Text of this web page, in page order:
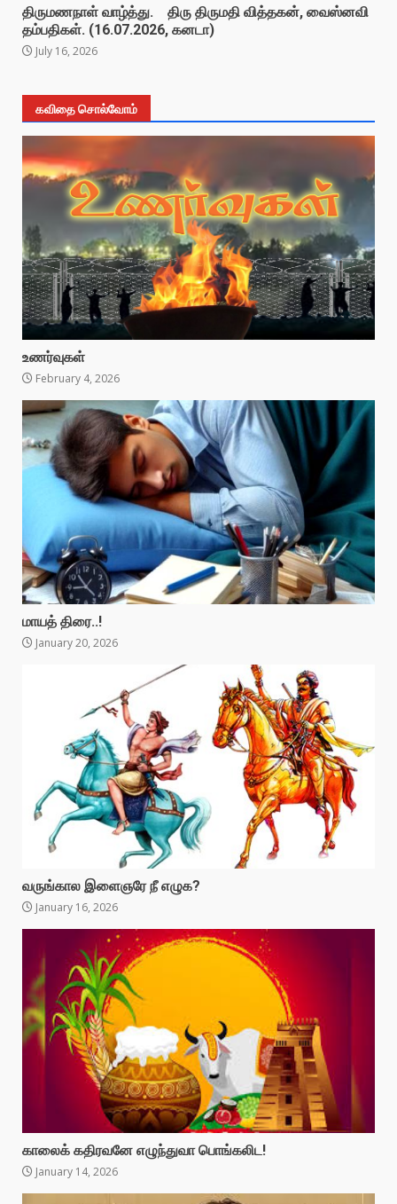
திருமணநாள் வாழ்த்து. திரு திருமதி வித்தகன், வைஸ்னவி
தம்பதிகள். (16.07.2026, கனடா)
July 16, 2026
கவிதை சொல்வோம்
உணர்வுகள்
February 4, 2026
மாயத் திரை..!
January 20, 2026
வருங்கால இளைஞரே நீ எழுக?
January 16, 2026
காலைக் கதிரவனே எழுந்துவா பொங்கலிட!
January 14, 2026